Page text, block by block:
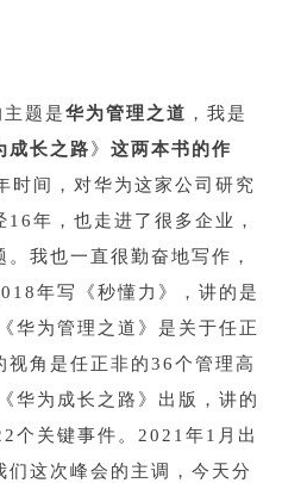
题是华为管理之道 ，我是
成长之路》 这两本书的作
时间，对华为这家公司研究
年，也走进了很多企业，
我也一直很勤奋地写作，
年写《秒懂力》，讲的是
华为管理之道 》是关于任正
角是任正非的36个管理高
华为成长之路》出版，讲的
个关键事件。 2021年1月出
们这次峰会的主调， 今天分